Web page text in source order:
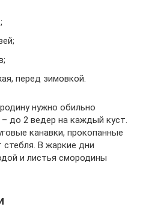
перед зимовкой.
нужно обильно
до 2 ведер на каждый куст.
канавки, прокопанные
стебля. В жаркие дни
и листья смородины